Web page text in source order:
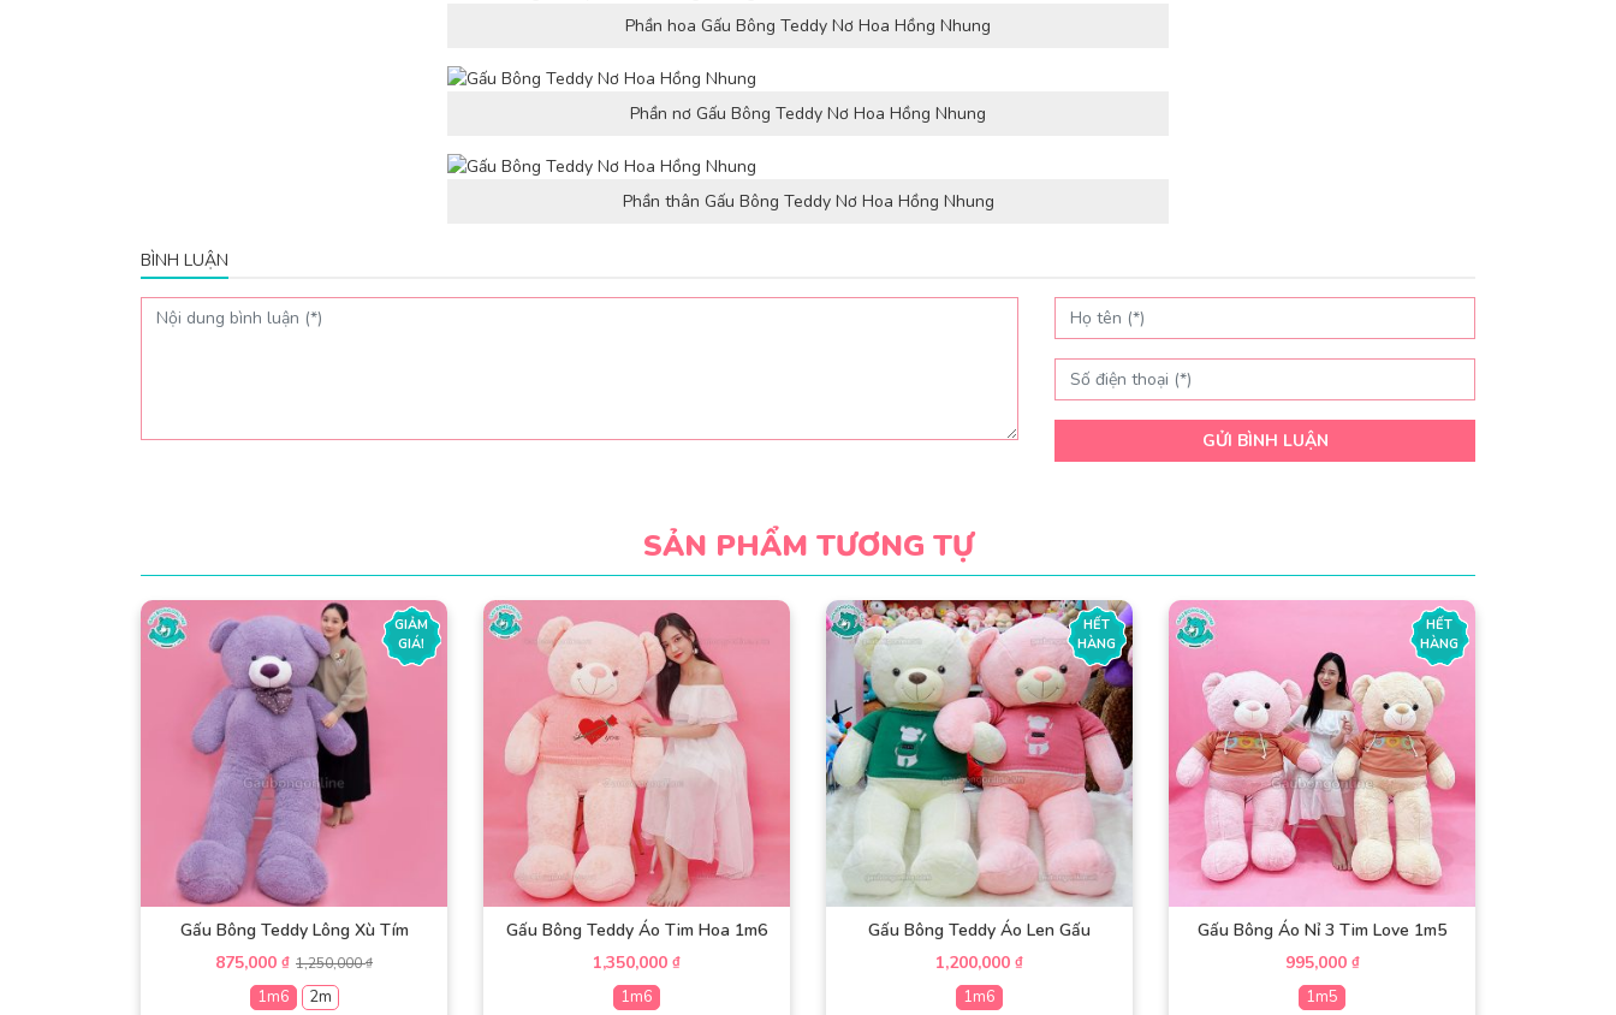
Phần hoa Gấu Bông Teddy Nơ Hoa Hồng Nhung
Phần nơ Gấu Bông Teddy Nơ Hoa Hồng Nhung
Phần thân Gấu Bông Teddy Nơ Hoa Hồng Nhung
BÌNH LUẬN
GỬI BÌNH LUẬN
SẢN PHẨM TƯƠNG TỰ
Gấu Bông Teddy Lông Xù Tím
GIẢM
GIÁ!
875,000 ₫ 1,250,000₫
1m6 2m
Gấu Bông Teddy Áo Tim Hoa 1m6
1,350,000 ₫
1m6
Gấu Bông Teddy Áo Len Gấu
1,200,000 ₫
HẾT
HÀNG
1m6
Gấu Bông Áo Nỉ 3 Tim Love 1m5
995,000 ₫
HẾT
HÀNG
1m5